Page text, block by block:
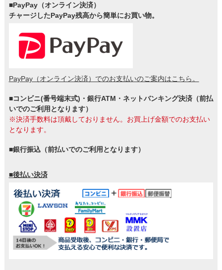
■PayPay（オンライン決済）
チャージしたPayPay残高から簡単にお買い物。
PayPay（オンライン決済）でのお支払いのご案内はこちら。
■コンビニ(番号端末式)・銀行ATM・ネットバンキング決済（前払
いでのご利用となります）
※決済手数料は頂戴しておりません。お買上げ金額でのお支払い
となります。
■銀行振込（前払いでのご利用となります）
■後払い決済